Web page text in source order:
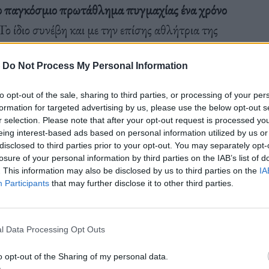
Do Not Process My Personal Information
opt-out of the sale, sharing to third parties, or processing of your
for targeted advertising by us, please use the below opt-out
selection. Please note that after your opt-out request is processed
interest-based ads based on personal information utilized by us
to third parties prior to your opt-out. You may separately
of your personal information by third parties on the IAB’s list of
This information may also be disclosed by us to third parties on the
Participants that may further disclose it to other third parties.
Data Processing Opt Outs
opt-out of the Sharing of my personal data.
πρωτάθλημα πυγμαχίας ένα χρόνο
ίδιο συνέβη και με την επίσης αθλήτρια της
έχασε το χάλκινομετάλλιό της στο περσινό
είχευψηλά επίπεδα τεστοστερόνης και ανδρικά
έκρινε πως οι δυο αθλήτριες πληρούν τα
να αγωνιστούν κανονικά. Μάλιστα η ΔΟΕ
βάσει κανονισμών στα διεθνή τουρνουά και
και αυθαίρετης απόφασης της IBA».
IBA το 2023, αποκλείστηκαν ξαφνικά χωρίς